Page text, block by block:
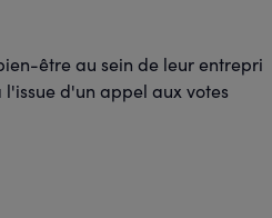
être au sein de leur
l'issue d'un appel aux votes